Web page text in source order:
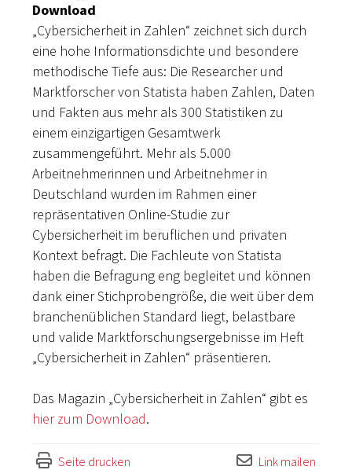
Download
„Cybersicherheit in Zahlen“ zeichnet sich durch
eine hohe Informationsdichte und besondere
methodische Tiefe aus: Die Researcher und
Marktforscher von Statista haben Zahlen, Daten
und Fakten aus mehr als 300 Statistiken zu
einem einzigartigen Gesamtwerk
zusammengeführt. Mehr als 5.000
Arbeitnehmerinnen und Arbeitnehmer in
Deutschland wurden im Rahmen einer
repräsentativen Online-Studie zur
Cybersicherheit im beruflichen und privaten
Kontext befragt. Die Fachleute von Statista
haben die Befragung eng begleitet und können
dank einer Stichprobengröße, die weit über dem
branchenüblichen Standard liegt, belastbare
und valide Marktforschungsergebnisse im Heft
„Cybersicherheit in Zahlen“ präsentieren.
Das Magazin „Cybersicherheit in Zahlen“ gibt es
hier zum Download.
Seite drucken Link mailen